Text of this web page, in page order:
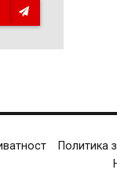
Политика